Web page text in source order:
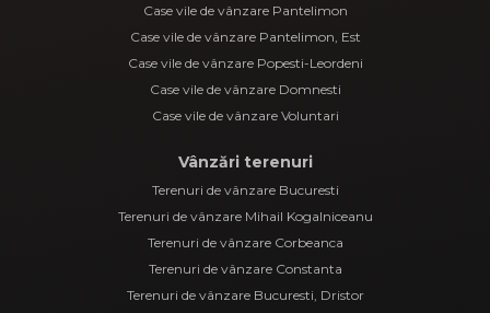
Case vile de vânzare Pantelimon
Case vile de vânzare Pantelimon, Est
Case vile de vânzare Popesti-Leordeni
Case vile de vânzare Domnesti
Case vile de vânzare Voluntari
Vânzări terenuri
Terenuri de vânzare Bucuresti
Terenuri de vânzare Mihail Kogalniceanu
Terenuri de vânzare Corbeanca
Terenuri de vânzare Constanta
Terenuri de vânzare Bucuresti, Dristor